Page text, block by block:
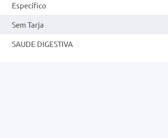
Específico
Sem Tarja
SAUDE DIGESTIVA